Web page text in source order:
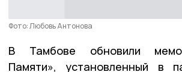
Фото: Любовь Антонова
В Тамбове обновили
Памяти», установленный в